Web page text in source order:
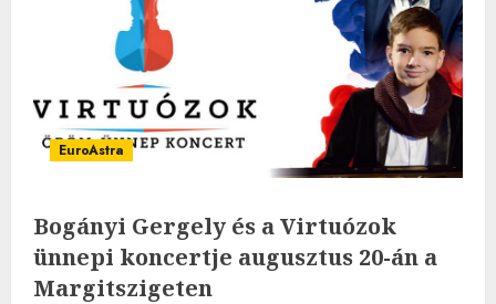
EuroAstra
Bogányi Gergely és a Virtuózok
ünnepi koncertje augusztus 20-án a
Margitszigeten